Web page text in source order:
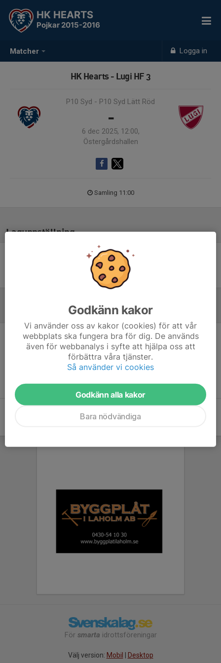
Matcher Logga in
HK HEARTS
Pojkar 2015-2016
HK Hearts - Lugi HF 3
P10 Syd - P10 Syd Lätt Röd
-
6 dec 2025, 12:00,
Östergårdshallen
Samling 11:00
Laguppställning
Ingen uppställning ifylld
Inget referat skrivet
För smarta idrottsföreningar
Välj version: Mobil Desktop
Godkänn kakor
Vi använder oss av kakor (cookies) för att vår
webbplats ska fungera bra för dig. De används
även för webbanalys i syfte att hjälpa oss att
förbättra våra tjänster.
Så använder vi cookies
Godkänn alla kakor
Bara nödvändiga